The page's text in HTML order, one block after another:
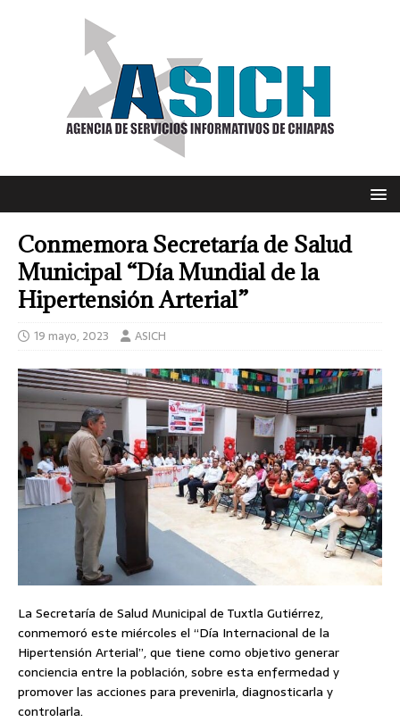
Conmemora Secretaría de Salud
Municipal “Día Mundial de la
Hipertensión Arterial”
19 mayo, 2023 ASICH
La Secretaría de Salud Municipal de Tuxtla Gutiérrez,
conmemoró este miércoles el “Día Internacional de la
Hipertensión Arterial”, que tiene como objetivo generar
conciencia entre la población, sobre esta enfermedad y
promover las acciones para prevenirla, diagnosticarla y
controlarla.